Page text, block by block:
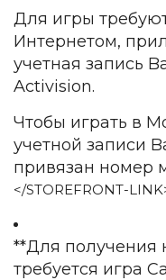
Для игры
Интернетом,
учетная запись
Activision.
Чтобы играть в
учетной записи
привязан номер
</STOREFRONT-
**Для получения
требуется игра